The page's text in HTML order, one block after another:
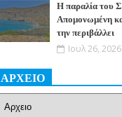
Η παραλία του
Απομονωμένη
την περιβάλλει
Ιουλ 26, 2026
ΑΡΧΕΙΟ